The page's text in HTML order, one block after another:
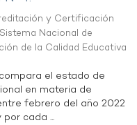
y Certificación
Sistema Nacional de
de la Calidad Educativa
el estado de
en materia de
febrero del año 2022
cada ...